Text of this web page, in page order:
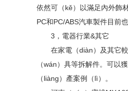
依然可（kě）以滿足內外飾
PC和PC/ABS汽車製件目前
3，電器行業&其它
在家電（diàn）及其它較
（wán）具等拆解件。可以
（liàng）產案例（lì）。